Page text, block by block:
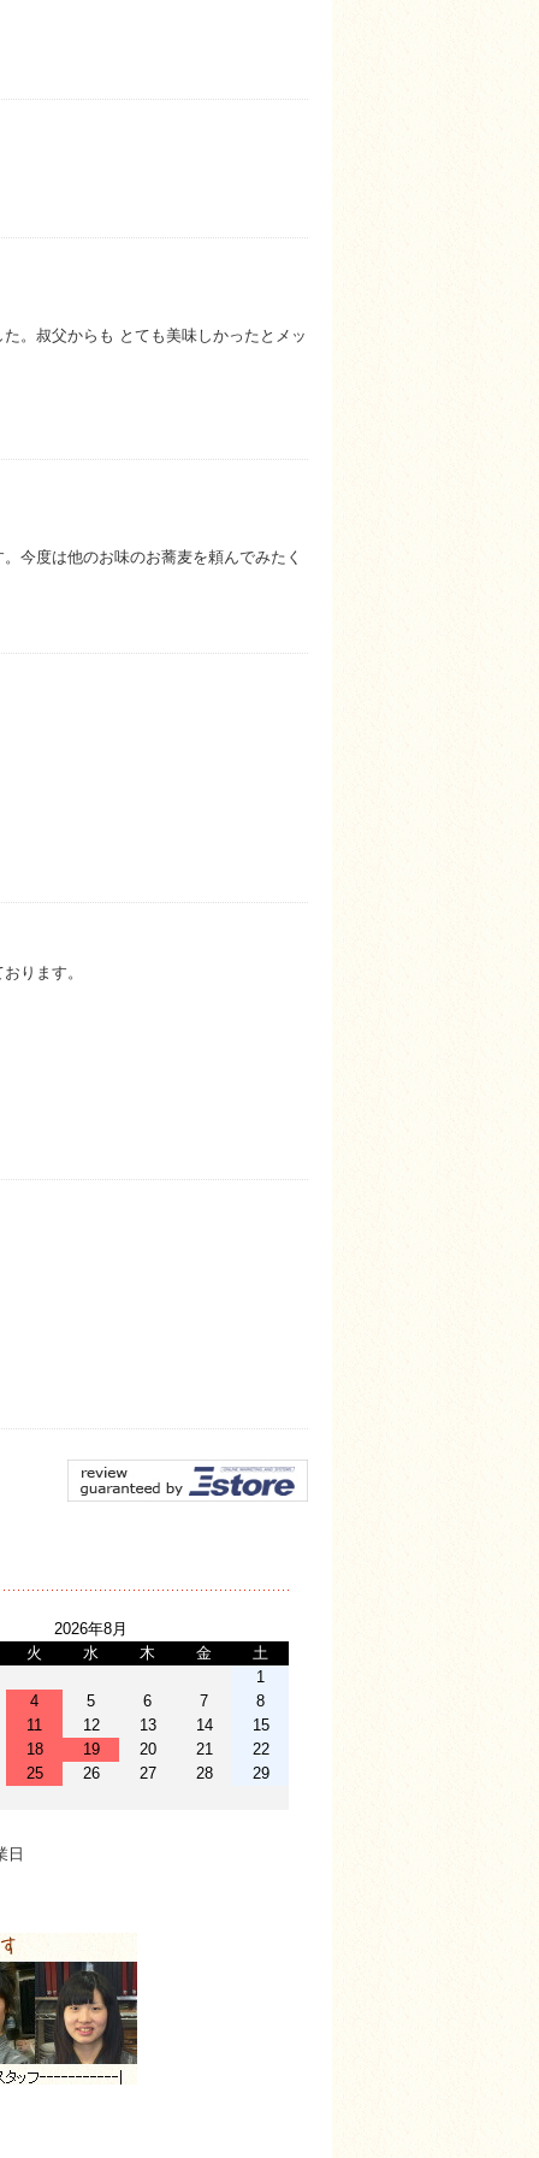
。叔父からも とても美味しかったとメッ
今度は他のお味のお蕎麦を頼んでみたく
ります。
2026年8月
火
水 木 金
土
1
4
5 6 7
8
11
12 13 14
15
18
19 20 21
22
25
26 27 28 29
日